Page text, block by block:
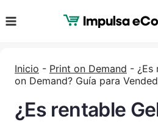
al
Inicio - Print on Demand - ¿Es
on Demand? Guía para
¿Es rentable